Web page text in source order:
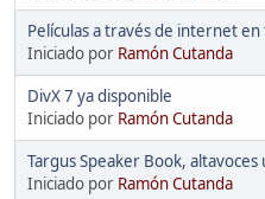
Películas a través de internet en
Iniciado por Ramón Cutanda
DivX 7 ya disponible
Iniciado por Ramón Cutanda
Targus Speaker Book,
Iniciado por Ramón Cutanda